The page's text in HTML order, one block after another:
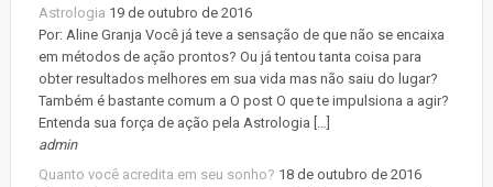
Astrologia 19 de outubro de 2016
Por: Aline Granja Você já teve a sensação de que não se encaixa
em métodos de ação prontos? Ou já tentou tanta coisa para
obter resultados melhores em sua vida mas não saiu do lugar?
Também é bastante comum a O post O que te impulsiona a agir?
Entenda sua força de ação pela Astrologia […]
admin
Quanto você acredita em seu sonho? 18 de outubro de 2016